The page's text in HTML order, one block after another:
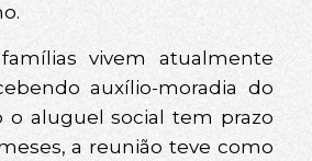
vivem atualmente
auxílio-moradia do
o aluguel social tem prazo
a reunião teve como